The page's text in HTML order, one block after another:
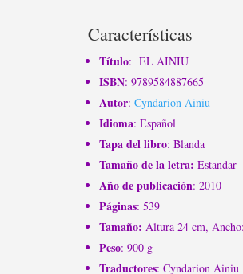
Características
Título: EL AINIU
ISBN: 9789584887665
Autor: Cyndarion Ainiu
Idioma: Español
Tapa del libro: Blanda
Tamaño de la letra: Estandar
Año de publicación: 2010
Páginas: 539
Tamaño: Altura 24 cm,
Peso: 900 g
Traductores: Cyndarion Ainiu